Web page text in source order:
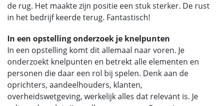
de rug. Het maakte zijn positie een stuk sterker. De rust
in het bedrijf keerde terug. Fantastisch!
In een opstelling onderzoek je knelpunten
In een opstelling komt dit allemaal naar voren. Je
onderzoekt knelpunten en betrekt alle elementen en
personen die daar een rol bij spelen. Denk aan de
oprichters, aandeelhouders, klanten,
overheidswetgeving, werkelijk alles dat relevant is. Je